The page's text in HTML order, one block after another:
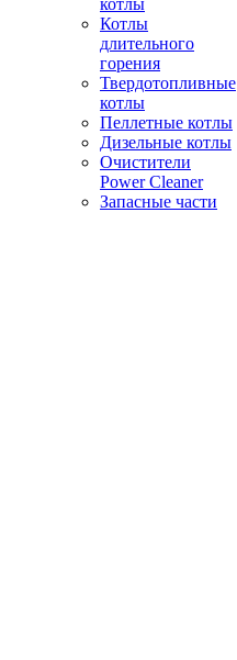
котлы
Котлы
длительного
горения
Твердотопливные
котлы
Пеллетные котлы
Дизельные котлы
Очистители
Power Cleaner
Запасные части